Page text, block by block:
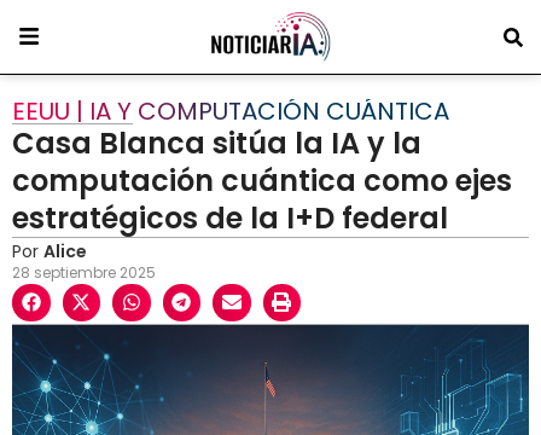
EEUU | IA Y COMPUTACIÓN CUÁNTICA
Casa Blanca sitúa la IA y la
computación cuántica como ejes
estratégicos de la I+D federal
Por Alice
28 septiembre 2025